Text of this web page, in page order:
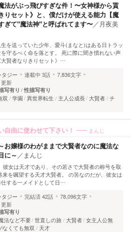
法がぶっ飛びすぎな件！〜女神様から貰
りセット》と、僕だけが使える能力【魔
ぎて"魔法神"と呼ばれてます〜／ 月夜美
を送っていた少年、愛斗(まなと)はある日トラッ
守るべく命を落とす。 死に際に聞き慣れない声
賢者なりきりセット》…
ジー 連載中 3話
7,836文字
新
写有り 性描写有り
双 学園 異世界転生 主人公成長 大賢者 チ
自由に使わせて下さい！ まんじ
お嬢様のわがままで大賢者なのに魔法な
に～ ／ まんじ
彼女は天才であり、その若さで大賢者の称号を取
を嘱望する天才大賢者。 の筈なのだが、彼女は
仕する一メイドとして日…
ジー 完結済42話
78,096文字
新
写有り
法など不要 世直しの旅 大賢者 女主人公無
なくても無双 天才